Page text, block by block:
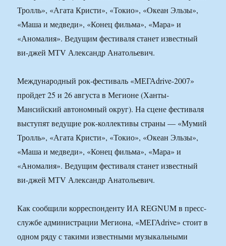
Тролль», «Агата Кристи», «Токио», «Океан Эльзы»,
«Маша и медведи», «Конец фильма», «Мара» и
«Аномалия». Ведущим фестиваля станет известный
ви-джей МТV Александр Анатольевич.
Международный рок-фестиваль «МЕГАdrive-2007»
пройдет 25 и 26 августа в Мегионе (Ханты-
Мансийский автономный округ). На сцене фестиваля
выступят ведущие рок-коллективы страны — «Мумий
Тролль», «Агата Кристи», «Токио», «Океан Эльзы»,
«Маша и медведи», «Конец фильма», «Мара» и
«Аномалия». Ведущим фестиваля станет известный
ви-джей МТV Александр Анатольевич.
Как сообщили корреспонденту ИА REGNUM в пресс-
службе администрации Мегиона, «МЕГАdrive» стоит в
одном ряду с такими известными музыкальными